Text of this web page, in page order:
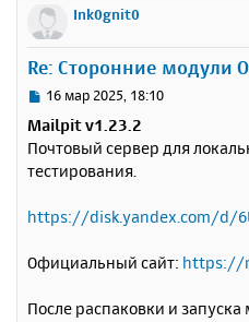
Ink0gnit0
Re: Сторонние модули
С
о
б
щ
н
16 мар 2025, 18:10
Mailpit v1.23.2
Почтовый сервер для
тестирования.
https://disk.yandex.com/d/
Официальный сайт: https://
После распаковки и